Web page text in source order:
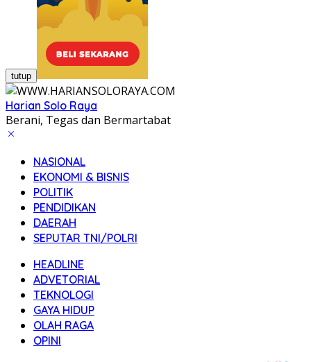
tutup
Harian Solo Raya
Berani, Tegas dan Bermartabat
NASIONAL
EKONOMI & BISNIS
POLITIK
PENDIDIKAN
DAERAH
SEPUTAR TNI/POLRI
HEADLINE
ADVETORIAL
TEKNOLOGI
GAYA HIDUP
OLAH RAGA
OPINI